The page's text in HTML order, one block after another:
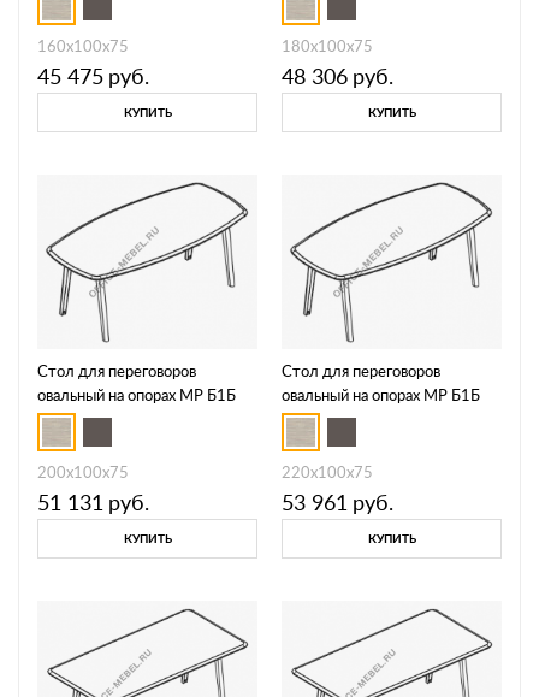
160x100x75
45 475 руб.
КУПИТЬ
180x100x75
48 306 руб.
КУПИТЬ
Стол для переговоров
овальный на опорах МР Б1Б
147
200x100x75
51 131 руб.
КУПИТЬ
Стол для переговоров
овальный на опорах МР Б1Б
148
220x100x75
53 961 руб.
КУПИТЬ